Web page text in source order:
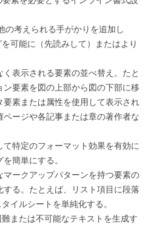
の考えられる手がかりを追加し
可能に（先読みして）またはより
表示される要素の並べ替え。たと
ン要素を図の上部から図の下部に移
素または属性を使用して表示され
ページや各記事または章の著作者な
特定のフォーマット効果を有効に
簡単にする。
ークアップパターンを持つ要素の
る。たとえば、リスト項目に段落
イルシートを単純化する。
または不可能なテキストを生成す